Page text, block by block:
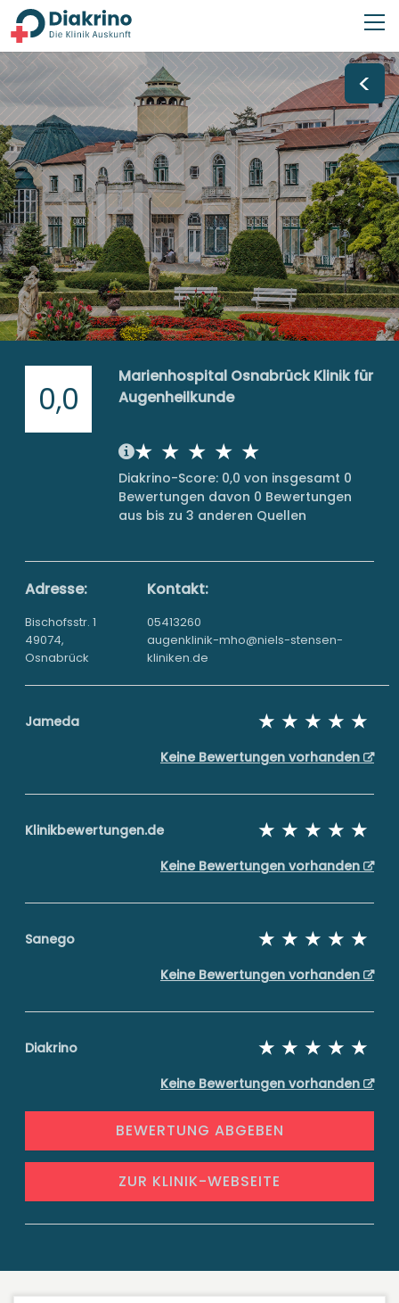
<
0,0
Marienhospital Osnabrück Klinik für
Augenheilkunde
Diakrino-Score: 0,0 von insgesamt 0
Bewertungen davon 0 Bewertungen
aus bis zu 3 anderen Quellen
Adresse:
Bischofsstr. 1
49074,
Osnabrück
Kontakt:
05413260
augenklinik-mho@niels-stensen-
kliniken.de
Jameda
Keine Bewertungen vorhanden
Klinikbewertungen.de
Keine Bewertungen vorhanden
Sanego
Keine Bewertungen vorhanden
Diakrino
Keine Bewertungen vorhanden
BEWERTUNG ABGEBEN
ZUR KLINIK-WEBSEITE